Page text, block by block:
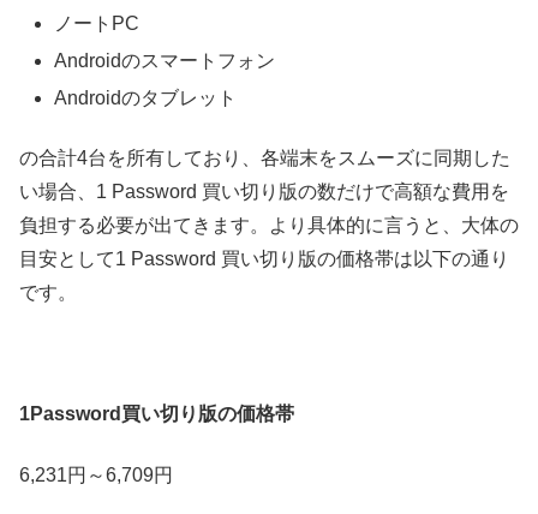
ノートPC
Androidのスマートフォン
Androidのタブレット
の合計4台を所有しており、各端末をスムーズに同期した
い場合、1 Password 買い切り版の数だけで高額な費用を
負担する必要が出てきます。より具体的に言うと、大体の
目安として1 Password 買い切り版の価格帯は以下の通り
です。
1Password買い切り版の価格帯
6,231円～6,709円